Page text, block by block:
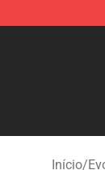
Início/